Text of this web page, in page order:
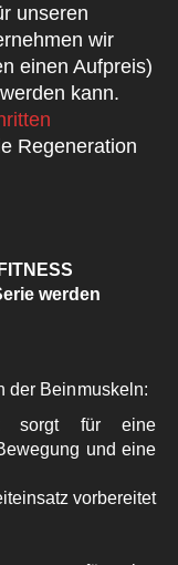
unseren
wir
einen Aufpreis)
kann.
Regeneration
werden
der Beinmuskeln:
sorgt für eine
und eine
vorbereitet